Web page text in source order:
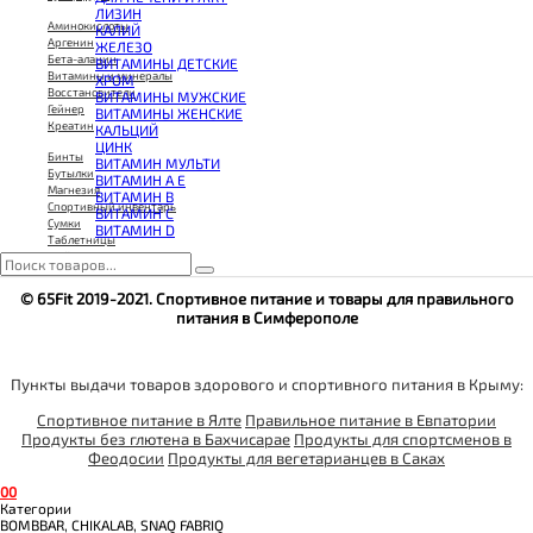
КРЕАТИН
ПОЛЕЗНЫЕ ЖИРЫ
ПРОТЕИН
ПРОТЕИНОВОЕ ПЕЧЕНЬЕ
ПРОТЕИНОВЫЕ БАТОНЧИКИ
ПРОТЕИНОВЫЕ КАШИ
ТЕСТОБУСТЕРЫ
ЦИТРУЛЛИН МАЛАТ
ПРЕДТРЕНИРОВОЧНЫЕ КОМПЛЕКСЫ
ЭНЕРГЕТИКИ И ЖИРОСЖИГАТЕЛИ#
ЛИЗИН
КАЛИЙ
ЖЕЛЕЗО
ВИТАМИНЫ ДЕТСКИЕ
ХРОМ
ВИТАМИНЫ МУЖСКИЕ
ВИТАМИНЫ ЖЕНСКИЕ
КАЛЬЦИЙ
ЦИНК
ВИТАМИН МУЛЬТИ
ВИТАМИН A E
ВИТАМИН B
ВИТАМИН C
ВИТАМИН D
Аминокислоты
Аргенин
Бета-аланин
Витамины и минералы
Восстановители
Гейнер
Креатин
Бинты
Бутылки
Магнезия
Спортивный инвентарь
Сумки
Таблетницы
Шейкеры
© 65Fit 2019-2021. Спортивное питание и товары для правильного
питания в Симферополе
Пункты выдачи товаров здорового и спортивного питания в Крыму:
Спортивное питание в Ялте Правильное питание в Евпатории
Продукты без глютена в Бахчисарае Продукты для спортсменов в
Феодосии Продукты для вегетарианцев в Саках
00
Категории
BOMBBAR, CHIKALAB, SNAQ FABRIQ